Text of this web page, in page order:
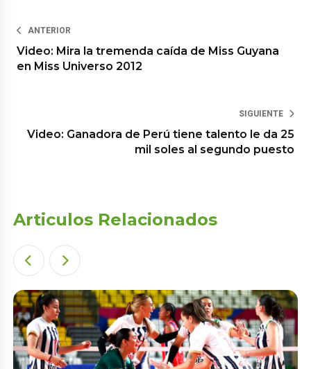
ANTERIOR
Video: Mira la tremenda caída de Miss Guyana
en Miss Universo 2012
SIGUIENTE
Video: Ganadora de Perú tiene talento le da 25
mil soles al segundo puesto
Articulos Relacionados